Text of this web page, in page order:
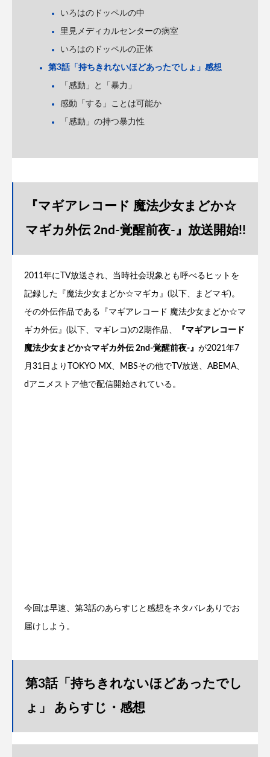
いろはのドッペルの中
里見メディカルセンターの病室
いろはのドッペルの正体
第3話「持ちきれないほどあったでしょ」感想
「感動」と「暴力」
感動「する」ことは可能か
「感動」の持つ暴力性
『マギアレコード 魔法少女まどか☆
マギカ外伝 2nd-覚醒前夜-』放送開始!!
2011年にTV放送され、当時社会現象とも呼べるヒットを
記録した『魔法少女まどか☆マギカ』(以下、まどマギ)。
その外伝作品である『マギアレコード 魔法少女まどか☆マ
ギカ外伝』(以下、マギレコ)の2期作品、 『マギアレコード
魔法少女まどか☆マギカ外伝 2nd-覚醒前夜-』 が2021年7
月31日よりTOKYO MX、MBSその他でTV放送、ABEMA、
dアニメストア他で配信開始されている。
今回は早速、第3話のあらすじと感想をネタバレありでお
届けしよう。
第3話「持ちきれないほどあったでし
ょ」 あらすじ・感想